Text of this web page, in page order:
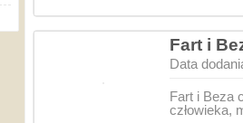
Fart i
Data
Fart i Beza
człowieka,